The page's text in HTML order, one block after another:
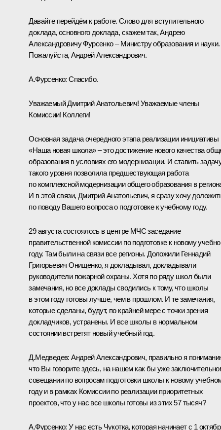
Давайте перейдём к работе. Слово для вступительного
доклада, основного доклада, скажем так, Андрею
Александровичу Фурсенко – Министру образования и науки.
Пожалуйста, Андрей Александрович.
А.Фурсенко: Спасибо.
Уважаемый Дмитрий Анатольевич! Уважаемые члены
Комиссии! Коллеги!
Основная задача очередного этапа реализации инициативы
«Наша новая школа» – это достижение нового качества
образования в условиях его модернизации. И ставить
такого уровня позволила предшествующая работа
по комплексной модернизации общего образования в
И в этой связи, Дмитрий Анатольевич, я сразу хочу
по поводу Вашего вопроса о подготовке к учебному году.
29 августа состоялось в центре МЧС заседание
правительственной комиссии по подготовке к новому
году. Там были на связи все регионы. Доложили Геннадий
Григорьевич Онищенко, я докладывал, докладывали
руководители пожарной охраны. Хотя по ряду школ были
замечания, но все доклады сводились к тому, что школы
в этом году готовы лучше, чем в прошлом. И те замечания,
которые сделаны, будут, по крайней мере с точки зрения
докладчиков, устранены. И все школы в нормальном
состоянии встретят новый учебный год.
Д.Медведев:Андрей Александрович, правильно я
что Вы говорите здесь, на нашем как бы уже
совещании по вопросам подготовки школы к новому
году и в рамках Комиссии по реализации приоритетных
проектов, что у нас все школы готовы из этих 57 тысяч?
А.Фурсенко:У нас есть Чукотка, которая начинает с 1